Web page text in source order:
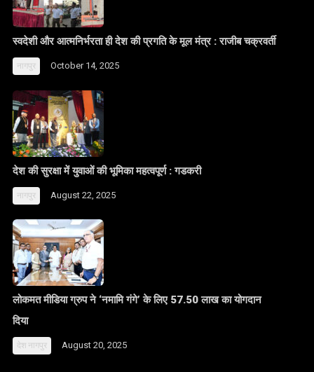
स्वदेशी और आत्मनिर्भरता ही देश की प्रगति के मूल मंत्र : राजीब चक्रवर्ती
नागपुर October 14, 2025
देश की सुरक्षा में युवाओं की भूमिका महत्वपूर्ण : गडकरी
नागपुर August 22, 2025
लोकमत मीडिया ग्रुप ने ‘नमामि गंगे’ के लिए 57.50 लाख का योगदान
दिया
देश नागपुर August 20, 2025